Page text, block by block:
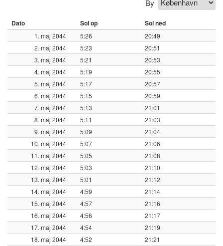
By
Dato Sol op Sol ned
1. maj 2044 5:26
20:49
2. maj 2044
5:23
20:51
3. maj 2044
5:21
20:53
4. maj 2044
5:19
20:55
5. maj 2044
5:17
20:57
6. maj 2044
5:15
20:59
7. maj 2044
5:13
21:01
8. maj 2044
5:11
21:03
9. maj 2044
5:09
21:04
10. maj 2044
5:07
21:06
11. maj 2044
5:05
21:08
12. maj 2044
5:03
21:10
13. maj 2044
5:01
21:12
14. maj 2044
4:59
21:14
15. maj 2044
4:57
21:16
16. maj 2044
4:56
21:17
17. maj 2044
4:54
21:19
18. maj 2044
4:52
21:21